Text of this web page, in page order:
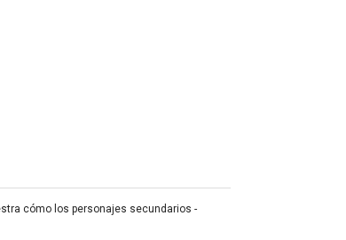
cómo los personajes secundarios -